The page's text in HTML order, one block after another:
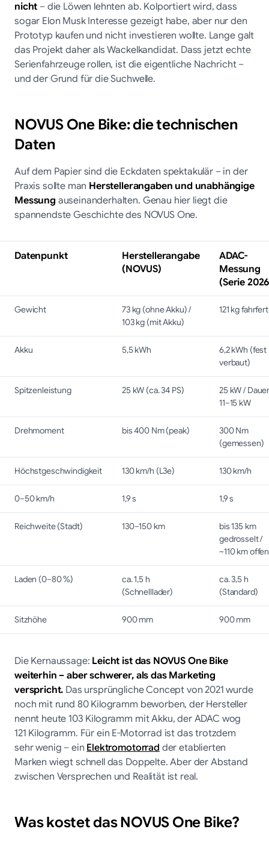
nicht– die Löwen lehnten ab. Kolportiert wird, dass
sogar Elon Musk Interesse gezeigt habe, aber nur den
Prototyp kaufen und nicht investieren wollte. Lange galt
das Projekt daher als Wackelkandidat. Dass jetzt echte
Serienfahrzeuge rollen, ist die eigentliche Nachricht –
und der Grund für die Suchwelle.
NOVUS One Bike: die technischen
Daten
Auf dem Papier sind die Eckdaten spektakulär – in der
Praxis sollte man Herstellerangaben und unabhängige
Messungauseinanderhalten. Genau hier liegt die
spannendste Geschichte des NOVUS One.
Datenpunkt Herstellerangabe
(NOVUS)
ADAC-
Messung
(Serie
Gewicht
73 kg (ohne Akku) /
103 kg (mit Akku)
121 kg
Akku 5,5 kWh
6,2 kWh (fest
verbaut)
Spitzenleistung
25 kW (ca. 34 PS)
25 kW /
11–15 kW
Drehmoment
bis 400 Nm (peak)
300 Nm
(gemessen)
Höchstgeschwindigkeit
130 km/h (L3e)
130 km/h
0–50 km/h
1,9 s
1,9 s
Reichweite (Stadt)
130–150 km
bis 135 km
gedrosselt /
~110 km offen
Laden (0–80 %)
ca. 1,5 h
(Schnelllader)
ca. 3,5 h
(Standard)
Sitzhöhe
900 mm 900 mm
Die Kernaussage:Leicht ist das NOVUS One Bike
weiterhin – aber schwerer, als das Marketing
verspricht.Das ursprüngliche Concept von 2021 wurde
noch mit rund 80 Kilogramm beworben, der Hersteller
nennt heute 103 Kilogramm mit Akku, der ADAC wog
121 Kilogramm. Für ein E-Motorrad ist das trotzdem
sehr wenig – einElektromotorradder etablierten
Marken wiegt schnell das Doppelte. Aber der Abstand
zwischen Versprechen und Realität ist real.
Was kostet das NOVUS One Bike?